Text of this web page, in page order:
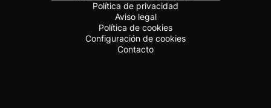
Política de privacidad
Aviso legal
Política de cookies
Configuración de cookies
Contacto